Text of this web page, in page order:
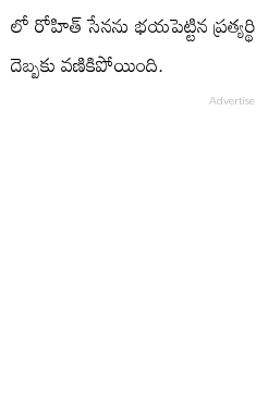
లో రోహిత్ సేనను భయపెట్టిన
దెబ్బకు వణికిపోయింది.